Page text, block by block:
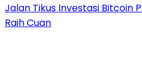
Jalan Tikus Investasi Bitcoin
Raih Cuan